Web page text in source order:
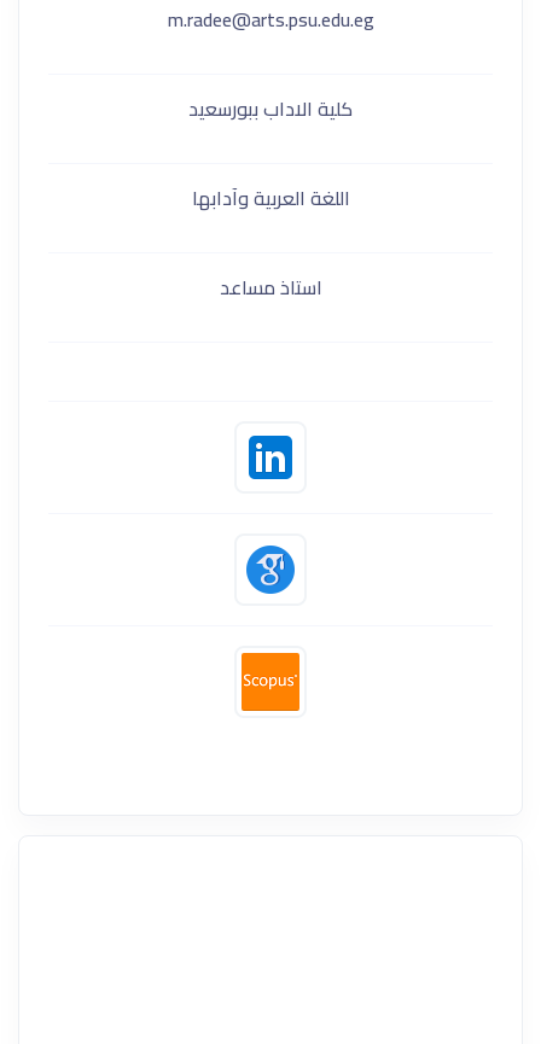
m.radee@arts.psu.edu.eg
كلية الاداب ببورسعيد
اللغة العربية وآدابها
استاذ مساعد